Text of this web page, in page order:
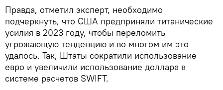
Правда, отметил эксперт, необходимо
подчеркнуть, что США предприняли титанические
усилия в 2023 году, чтобы переломить
угрожающую тенденцию и во многом им это
удалось. Так, Штаты сократили использование
евро и увеличили использование доллара в
системе расчетов SWIFT.